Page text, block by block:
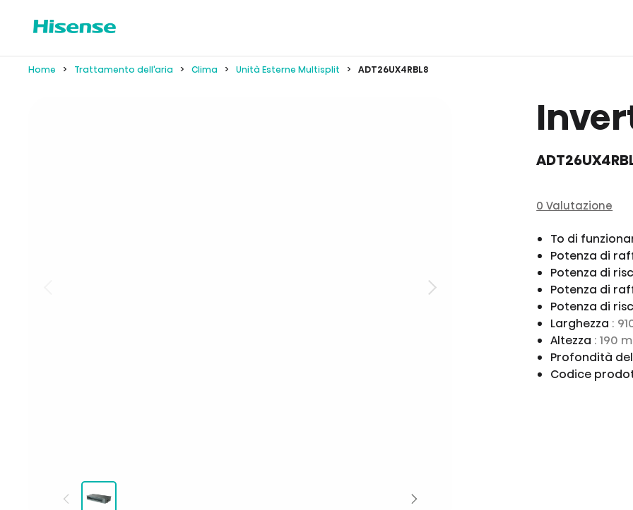
Home Trattamento dell'aria Clima Unità Esterne Multisplit ADT26UX4RBL8
0 Valutazione
To di
Potenza di
Potenza di
Potenza di
Potenza di
Larghezza :
Altezza : 190
Profondità
Codice